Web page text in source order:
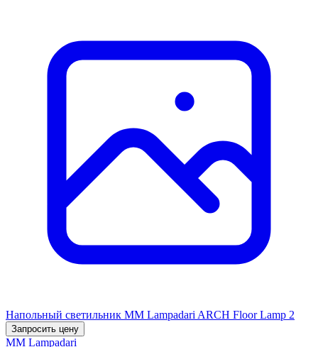
Напольный светильник MM Lampadari ARCH Floor Lamp 2
Запросить цену
MM Lampadari